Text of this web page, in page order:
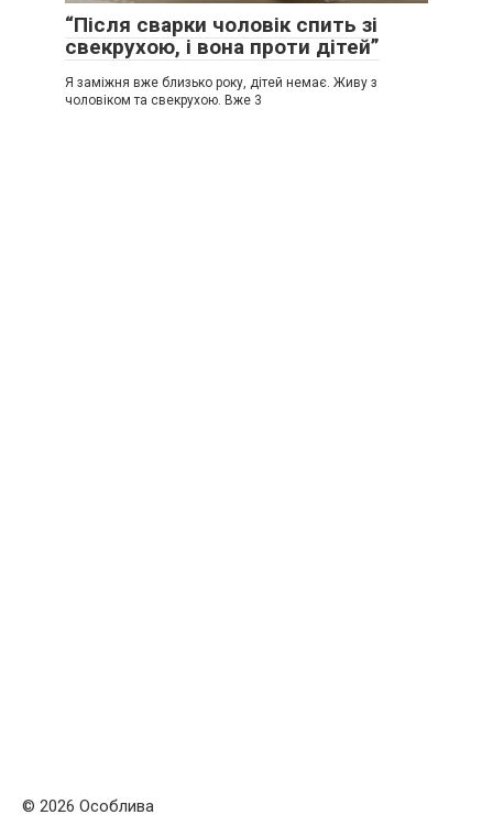
“Після сварки чоловік спить зі
свекрухою, і вона проти дітей”
Я заміжня вже близько року, дітей немає. Живу з
чоловіком та свекрухою. Вже 3
© 2026 Особлива